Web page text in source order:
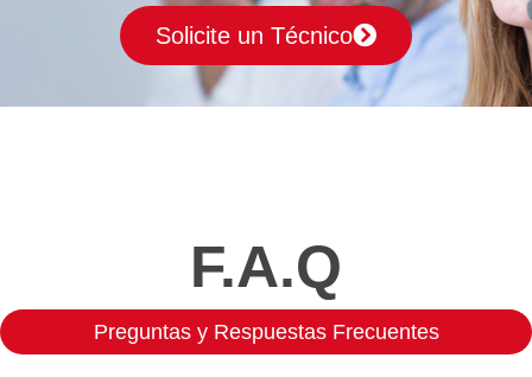
Solicite un Técnico
F.A.Q
Preguntas y Respuestas Frecuentes